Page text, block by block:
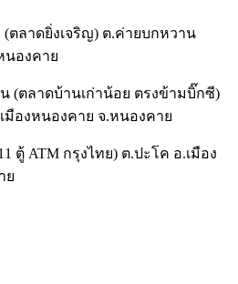
ตลาดยิ่งเจริญ) ต.ค่ายบกหวาน
นองคาย
(ตลาดบ้านเก่าน้อย ตรงข้ามบิ๊กซี)
มืองหนองคาย จ.หนองคาย
ตู้ ATM กรุงไทย) ต.ปะโค อ.เมือง
ย